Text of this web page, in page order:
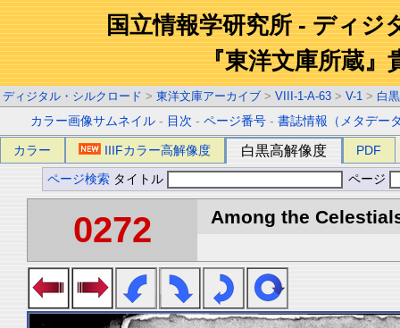
国立情報学研究所 - ディジ
『東洋文庫所蔵』
ディジタル・シルクロード > 東洋文庫アーカイブ > VIII-1-A-63 > V-1 > 白
カラー画像サムネイル - 目次 -ページ番号 -書誌情報（メタデー
カラー IIIFカラー高解像度 白黒高解像度 PDF
ページ検索 タイトル ページ
0272 Among the